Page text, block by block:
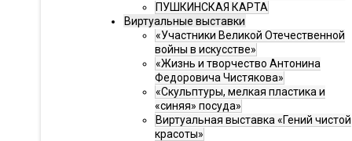
ПУШКИНСКАЯ КАРТА
Виртуальные выставки
«Участники Великой Отечественной
войны в искусстве»
«Жизнь и творчество Антонина
Федоровича Чистякова»
«Скульптуры, мелкая пластика и
«синяя» посуда»
Виртуальная выставка «Гений чистой
красоты»